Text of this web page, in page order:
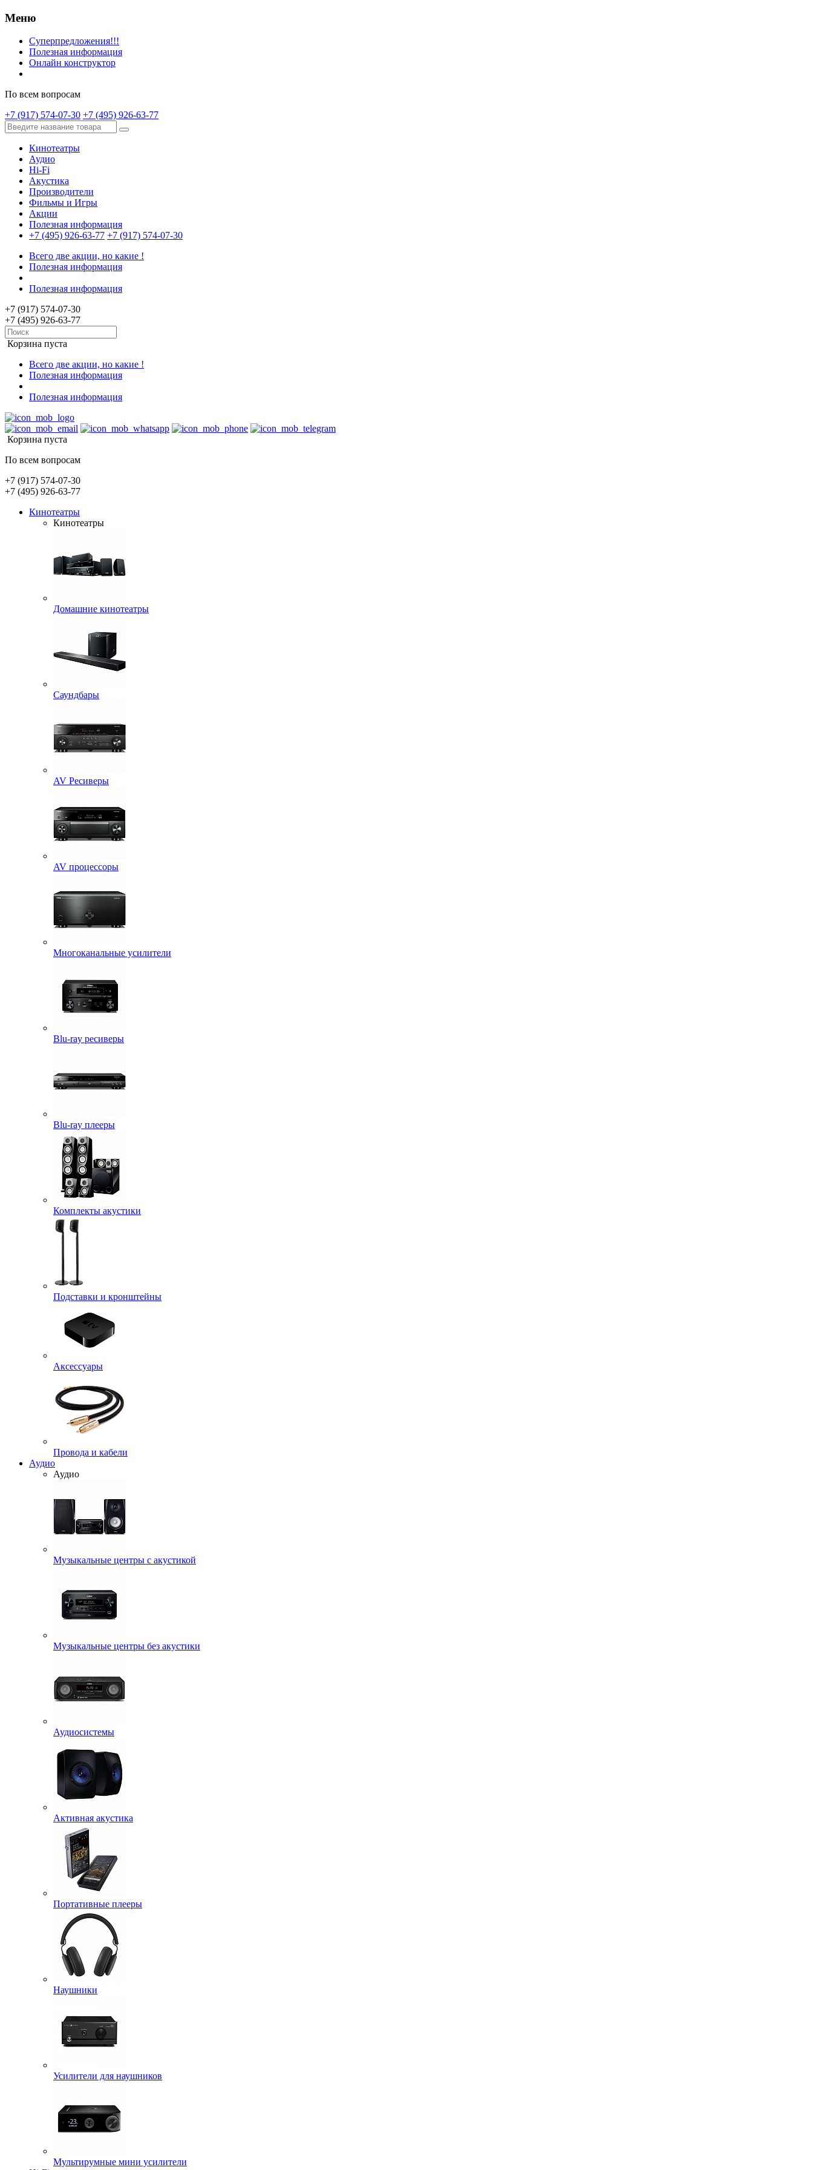
Меню
Суперпредложения!!!
Полезная информация
Онлайн конструктор
По всем вопросам
+7 (917) 574-07-30 +7 (495) 926-63-77
Кинотеатры
Аудио
Hi-Fi
Акустика
Производители
Фильмы и Игры
Акции
Полезная информация
+7 (495) 926-63-77 +7 (917) 574-07-30
Всего две акции, но какие !
Полезная информация
Полезная информация
+7 (917) 574-07-30
+7 (495) 926-63-77
Корзина пуста
Всего две акции, но какие !
Полезная информация
Полезная информация
Корзина пуста
По всем вопросам
+7 (917) 574-07-30
+7 (495) 926-63-77
Кинотеатры
Кинотеатры
Домашние кинотеатры
Саундбары
AV Ресиверы
AV процессоры
Многоканальные усилители
Blu-ray ресиверы
Blu-ray плееры
Комплекты акустики
Подставки и кронштейны
Аксессуары
Провода и кабели
Аудио
Аудио
Музыкальные центры с акустикой
Музыкальные центры без акустики
Аудиосистемы
Активная акустика
Портативные плееры
Наушники
Усилители для наушников
Мультирумные мини усилители